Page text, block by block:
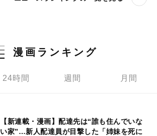
漫画ランキング
24時間 週間 月間
【新連載・漫画】配達先は“誰も住んでいな
い家”…新人配達員が目撃した「姉妹を死に